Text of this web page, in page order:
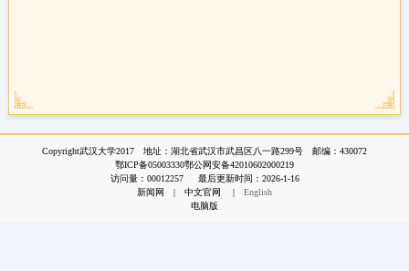
Copyright武汉大学2017 地址：湖北省武汉市武昌区八一路299号 邮编：430072
鄂ICP备05003330鄂公网安备42010602000219
访问量： 00012257 最后更新时间： 2026-1-16
新闻网
| 中文官网 |
English
电脑版